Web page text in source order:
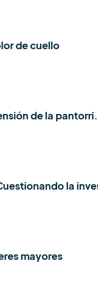
de cuello
de la
la
mayores